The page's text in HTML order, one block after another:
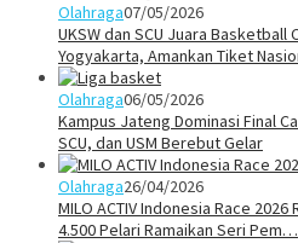
Olahraga07/05/2026
UKSW dan SCU Juara Basketball
Yogyakarta, Amankan Tiket
Olahraga06/05/2026
Kampus Jateng Dominasi Final
SCU, dan USM Berebut Gelar
Olahraga26/04/2026
MILO ACTIV Indonesia Race
4.500 Pelari Ramaikan Seri Pem…